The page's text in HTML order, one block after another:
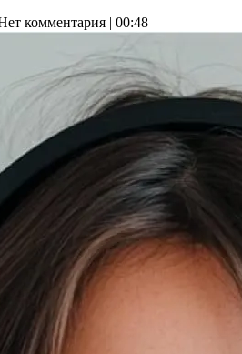
комментария | 00:48